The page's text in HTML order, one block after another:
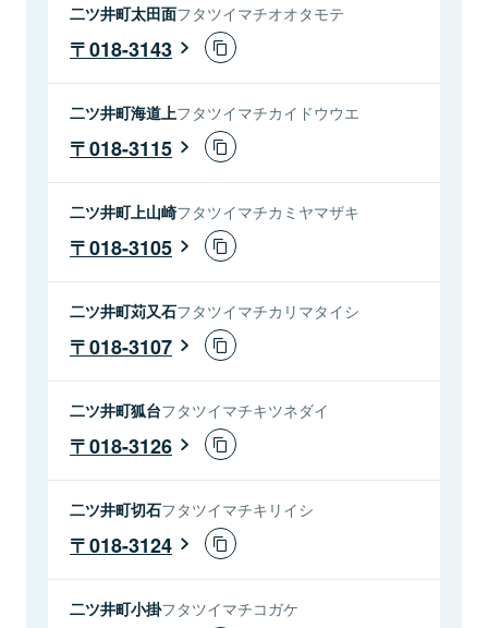
二ツ井町太田面フタツイマチオオタモテ
018-3143
二ツ井町海道上フタツイマチカイドウウエ
018-3115
二ツ井町上山崎フタツイマチカミヤマザキ
018-3105
二ツ井町苅又石フタツイマチカリマタイシ
018-3107
二ツ井町狐台フタツイマチキツネダイ
018-3126
二ツ井町切石フタツイマチキリイシ
018-3124
二ツ井町小掛フタツイマチコガケ